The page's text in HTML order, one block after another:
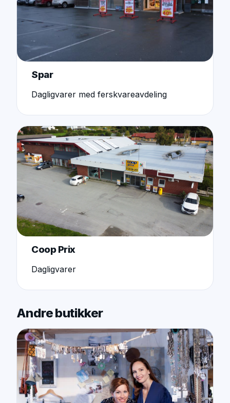
Spar
Dagligvarer med ferskvareavdeling
Coop Prix
Dagligvarer
Andre butikker